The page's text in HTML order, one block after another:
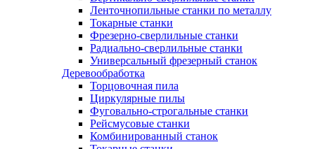
Ленточнопильные станки по металлу
Токарные станки
Фрезерно-сверлильные станки
Радиально-сверлильные станки
Универсальный фрезерный станок
Деревообработка
Торцовочная пила
Циркулярные пилы
Фуговально-строгальные станки
Рейсмусовые станки
Комбинированный станок